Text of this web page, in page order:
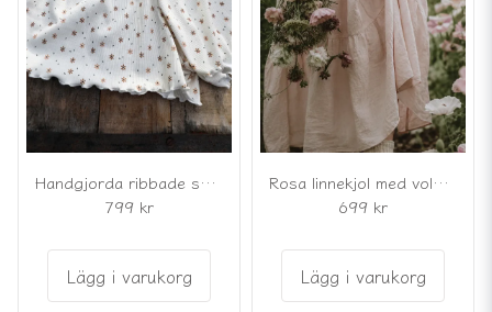
Handgjorda ribbade shorts liten blomma
799 kr
Lägg i varukorg
Rosa linnekjol med volanger
699 kr
Lägg i varukorg